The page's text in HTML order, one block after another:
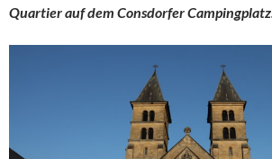
Quartier auf dem Consdorfer Campingplatz.